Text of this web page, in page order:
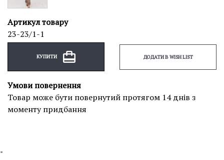
Артикул товару
23-23/1-1
КУПИТИ ДОДАТИ В WISH LIST
Умови повернення
Товар може бути повернутий протягом 14 днів з
моменту придбання
"